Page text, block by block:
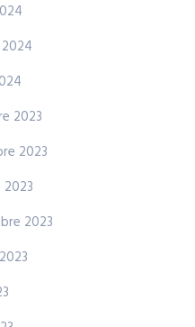
2023
2023
2023